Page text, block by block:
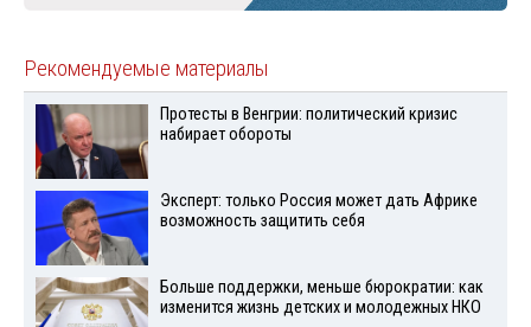
Рекомендуемые материалы
Протесты в Венгрии: политический кризис
набирает обороты
Эксперт: только Россия может дать Африке
возможность защитить себя
Больше поддержки, меньше бюрократии: как
изменится жизнь детских и молодежных НКО